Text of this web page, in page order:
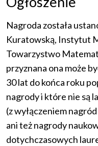
Nagroda została
Kuratowską, Instytut
Towarzystwo
przyznana ona może
30 lat do końca roku
nagrody i które nie są
(z wyłączeniem
ani też nagrody
dotychczasowych